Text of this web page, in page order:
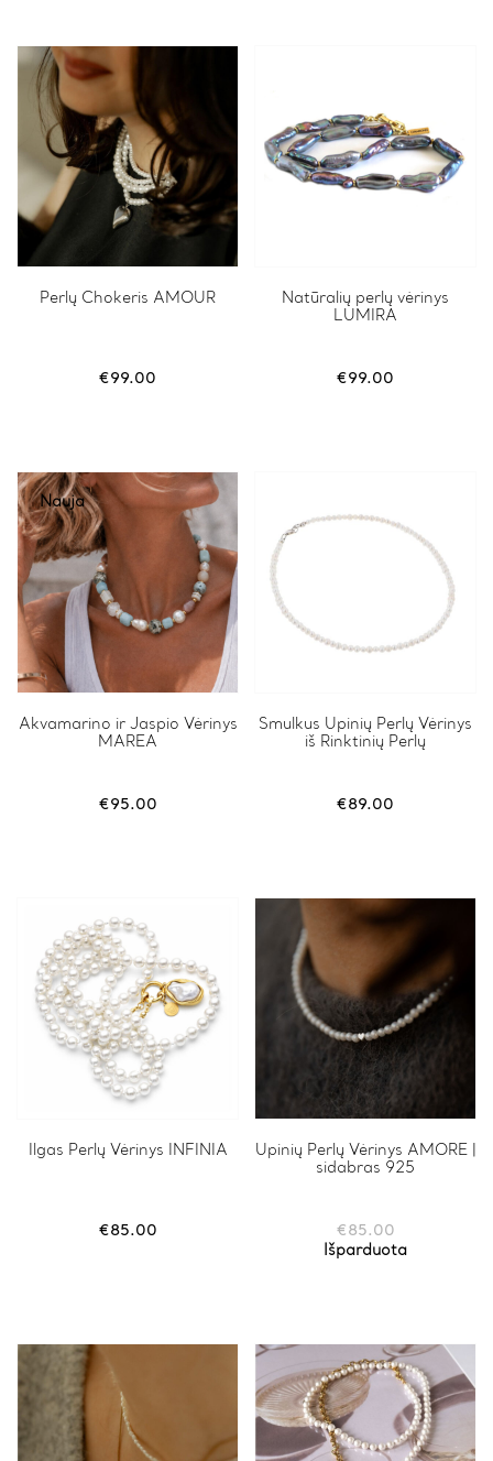
Perlų Chokeris AMOUR
€99.00
Natūralių perlų vėrinys
LUMIRA
€99.00
Nauja
Akvamarino ir Jaspio Vėrinys
MAREA
€95.00
Smulkus Upinių Perlų Vėrinys
iš Rinktinių Perlų
€89.00
Ilgas Perlų Vėrinys INFINIA
€85.00
Upinių Perlų Vėrinys AMORE |
sidabras 925
€ 85.00
Išparduota